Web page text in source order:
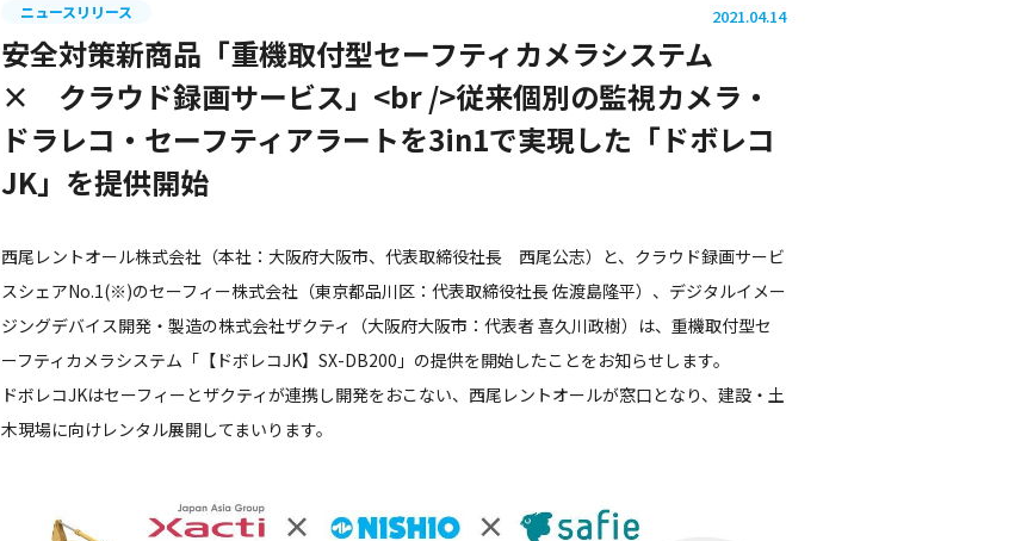
ニュースリリース 2021.04.14
安全対策新商品「重機取付型セーフティカメラシステム
× クラウド録画サービス」<br />従来個別の監視カメラ・
ドラレコ・セーフティアラートを3in1で実現した「ドボレコ
JK」を提供開始
西尾レントオール株式会社（本社：大阪府大阪市、代表取締役社長 西尾公志）と、クラウド録画サービ
スシェアNo.1(※)のセーフィー株式会社（東京都品川区：代表取締役社長 佐渡島隆平）、デジタルイメー
ジングデバイス開発・製造の株式会社ザクティ（大阪府大阪市：代表者 喜久川政樹）は、重機取付型セ
ーフティカメラシステム「【ドボレコJK】SX-DB200」の提供を開始したことをお知らせします。
ドボレコJKはセーフィーとザクティが連携し開発をおこない、西尾レントオールが窓口となり、建設・土
木現場に向けレンタル展開してまいります。